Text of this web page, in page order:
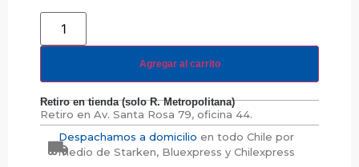
Agregar al carrito
Retiro en tienda (solo R. Metropolitana)
Retiro en Av. Santa Rosa 79, oficina 44.
Despachamos a domicilio en todo Chile por
medio de Starken, Bluexpress y Chilexpress